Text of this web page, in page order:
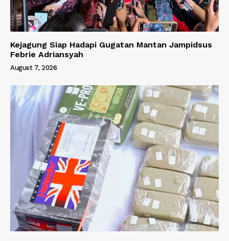
Kejagung Siap Hadapi Gugatan Mantan Jampidsus
Febrie Adriansyah
August 7, 2026